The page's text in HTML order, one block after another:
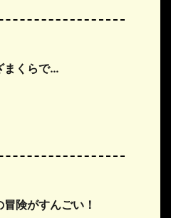
まくらで…
険がすんごい！